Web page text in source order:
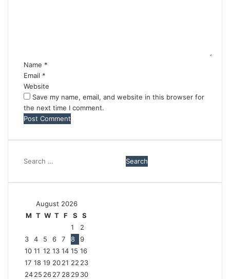
Name *
Email *
Website
Save my name, email, and website in this browser for
the next time I comment.
Search
August 2026
M T W T F S
S
1
2
3
4 5 6 7 8
9
10 11 12 13 14 15 16
17 18 19 2021 22 23
2425 2627 282930